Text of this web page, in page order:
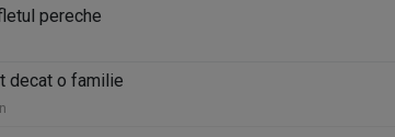
pereche
decat o familie